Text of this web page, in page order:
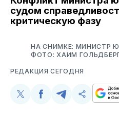
судом
критическую фазу
НА СНИМКЕ: МИНИСТР
ФОТО: ХАИМ
РЕДАКЦИЯ СЕГОДНЯ
Поделиться
Поделиться
Поделиться